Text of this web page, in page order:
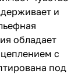
и
обладает
с
под